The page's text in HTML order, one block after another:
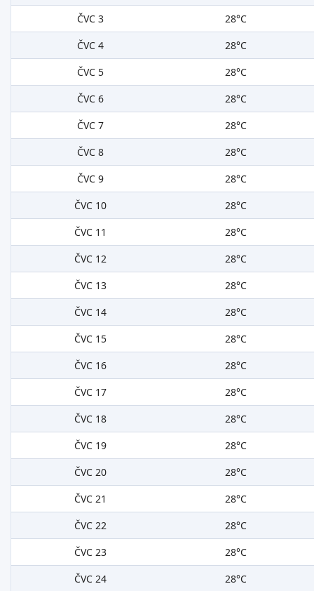
ČVC 3
28°C
ČVC 4
28°C
ČVC 5
28°C
ČVC 6
28°C
ČVC 7
28°C
ČVC 8
28°C
ČVC 9
28°C
ČVC 10
28°C
ČVC 11
28°C
ČVC 12
28°C
ČVC 13
28°C
ČVC 14
28°C
ČVC 15
28°C
ČVC 16
28°C
ČVC 17
28°C
ČVC 18
28°C
ČVC 19
28°C
ČVC 20
28°C
ČVC 21
28°C
ČVC 22
28°C
ČVC 23
28°C
ČVC 24
28°C